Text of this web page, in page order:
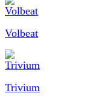
Volbeat
Trivium